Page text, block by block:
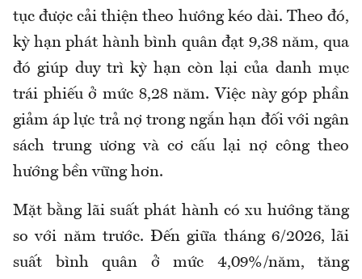
tục được cải thiện theo hướng kéo dài. Theo đó,
kỳ hạn phát hành bình quân đạt 9,38 năm, qua
đó giúp duy trì kỳ hạn còn lại của danh mục
trái phiếu ở mức 8,28 năm. Việc này góp phần
giảm áp lực trả nợ trong ngắn hạn đối với ngân
sách trung ương và cơ cấu lại nợ công theo
hướng bền vững hơn.
Mặt bằng lãi suất phát hành có xu hướng tăng
so với năm trước. Đến giữa tháng 6/2026, lãi
suất bình quân ở mức 4,09%/năm, tăng